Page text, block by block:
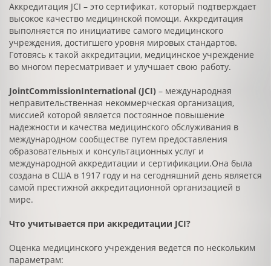
Аккредитация JCI – это сертификат, который подтверждает
высокое качество медицинской помощи. Аккредитация
выполняется по инициативе самого медицинского
учреждения, достигшего уровня мировых стандартов.
Готовясь к такой аккредитации, медицинское учреждение
во многом пересматривает и улучшает свою работу.
JointCommissionInternational (JCI) – международная
неправительственная некоммерческая организация,
миссией которой является постоянное повышение
надежности и качества медицинского обслуживания в
международном сообществе путем предоставления
образовательных и консультационных услуг и
международной аккредитации и сертификации.Она была
создана в США в 1917 году и на сегодняшний день является
самой престижной аккредитационной организацией в
мире.
Что учитывается при аккредитации JCI?
Оценка медицинского учреждения ведется по нескольким
параметрам: